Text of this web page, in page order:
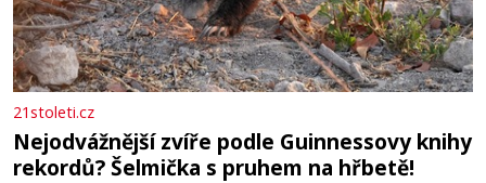
21stoleti.cz
Nejodvážnější zvíře podle Guinnessovy knihy
rekordů? Šelmička s pruhem na hřbetě!